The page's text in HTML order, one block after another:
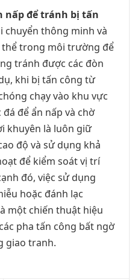
nấp để tránh bị tấn
chuyển thông minh và
thể trong môi trường để
tránh được các đòn
khi bị tấn công từ
chạy vào khu vực
để ẩn nấp và chờ
khuyên là luôn giữ
độ và sử dụng khả
để kiểm soát vị trí
đó, việc sử dụng
hoặc đánh lạc
một chiến thuật hiệu
pha tấn công bất ngờ
giao tranh.